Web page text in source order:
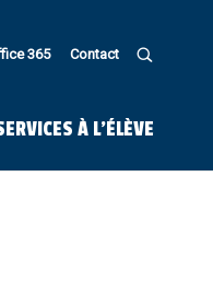
365 Contact U
À L’ÉLÈVE